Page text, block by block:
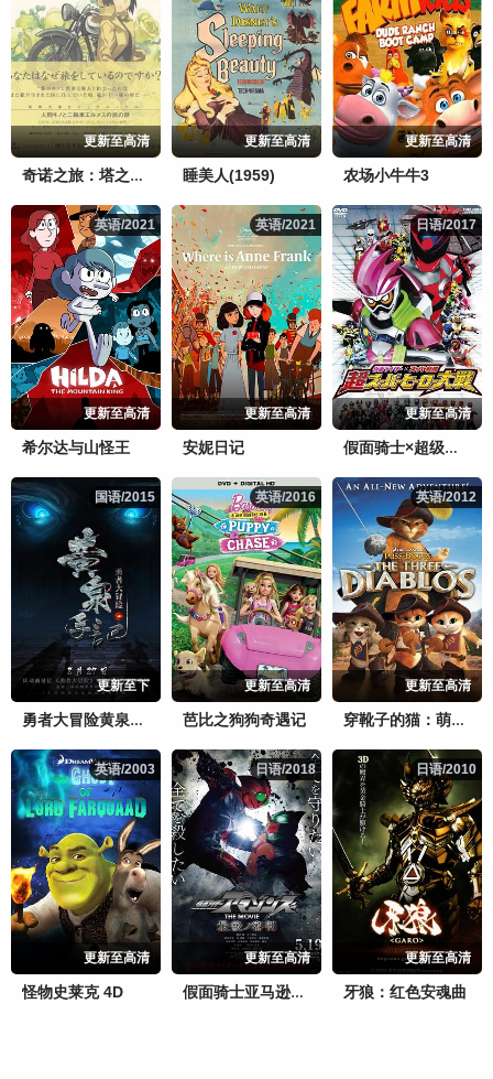
更新至高清
奇诺之旅：塔之国-FreeLance-
更新至高清
睡美人(1959)
更新至高清
农场小牛牛3
英语/2021
英语/2021
更新至高清
希尔达与山怪王
英语/2021
英语/2021
更新至高清
安妮日记
日语/2017
日语/2017
更新至高清
假面骑士×超级战队超超级英雄大战
国语/2015
国语/2015
更新至下
勇者大冒险黄泉手记（上，中，下）
英语/2016
英语/2016
更新至高清
芭比之狗狗奇遇记
英语/2012
英语/2012
更新至高清
穿靴子的猫：萌猫三剑客
英语/2003
英语/2003
更新至高清
怪物史莱克 4D
日语/2018
日语/2018
更新至高清
假面骑士亚马逊们剧场版最后的审判
日语/2010
日语/2010
更新至高清
牙狼：红色安魂曲